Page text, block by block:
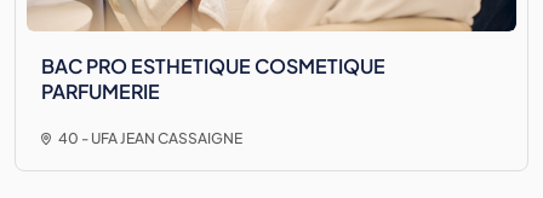
BAC PRO ESTHETIQUE COSMETIQUE
PARFUMERIE
40 - UFA JEAN CASSAIGNE